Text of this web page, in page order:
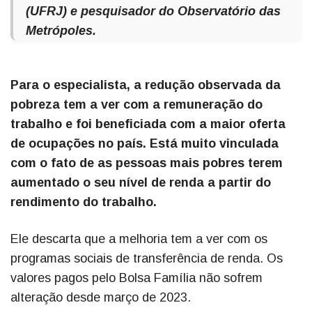
(UFRJ) e pesquisador do Observatório das
Metrópoles.
Para o especialista, a redução observada da
pobreza tem a ver com a remuneração do
trabalho e foi beneficiada com a maior oferta
de ocupações no país. Está muito vinculada
com o fato de as pessoas mais pobres terem
aumentado o seu nível de renda a partir do
rendimento do trabalho.
Ele descarta que a melhoria tem a ver com os
programas sociais de transferência de renda. Os
valores pagos pelo Bolsa Família não sofrem
alteração desde março de 2023.